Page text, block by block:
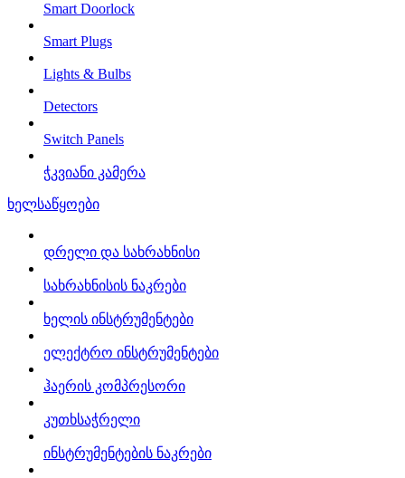
Smart Doorlock
Smart Plugs
Lights & Bulbs
Detectors
Switch Panels
ჭკვიანი კამერა
ხელსაწყოები
დრელი და სახრახნისი
სახრახნისის ნაკრები
ხელის ინსტრუმენტები
ელექტრო ინსტრუმენტები
ჰაერის კომპრესორი
კუთხსაჭრელი
ინსტრუმენტების ნაკრები